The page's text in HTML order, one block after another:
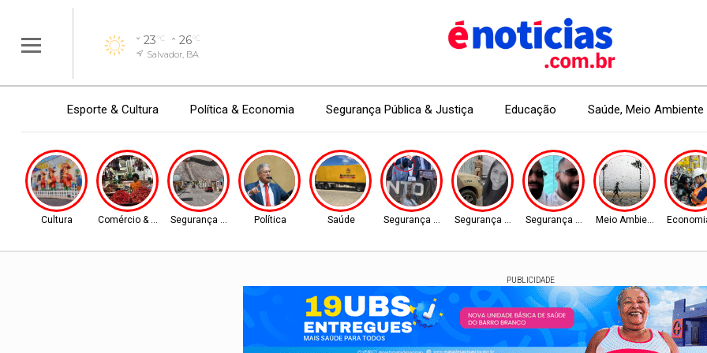
23°C 26°C
Salvador, BA
Esporte & Cultura Política & Economia Segurança Pública & Justiça Educação Saúde, Meio Ambiente
Cultura Comércio & TurismoSegurança Pública Política Saúde Segurança PúblicaSegurança PúblicaSegurança PúblicaMeio Ambiente
PUBLICIDADE